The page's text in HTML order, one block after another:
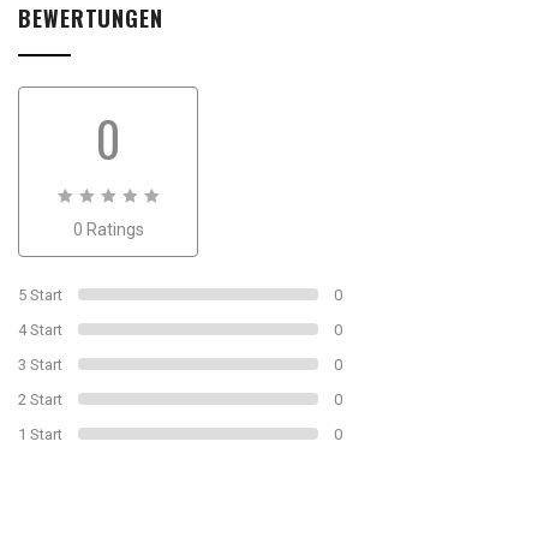
BEWERTUNGEN
0
out
0
0 Ratings
5 Start
0
4 Start
0
3 Start
0
2 Start
0
1 Start
0